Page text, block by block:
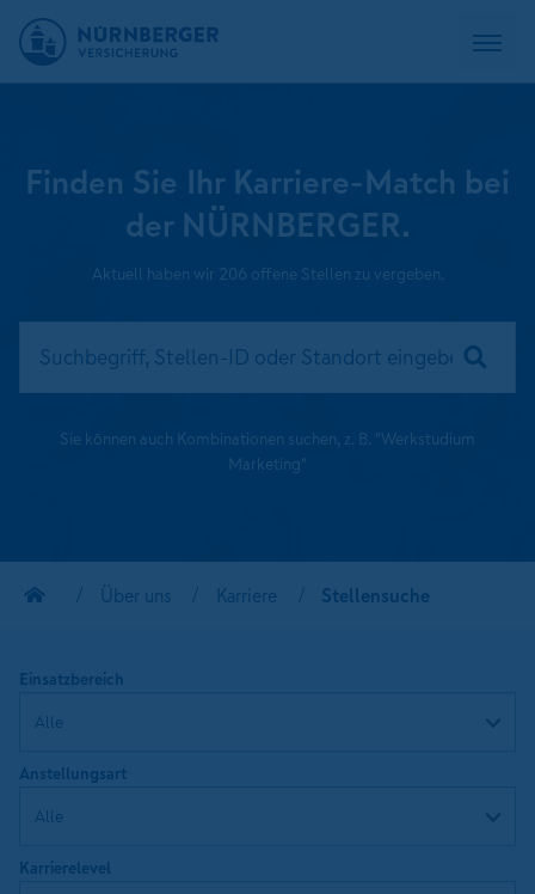
Finden Sie Ihr Karriere-Match bei
der NÜRNBERGER.
Aktuell haben wir 206 offene Stellen zu vergeben.
Sie können auch Kombinationen suchen, z. B. "Werkstudium
Marketing"
Über uns Karriere Stellensuche
Einsatzbereich
Anstellungsart
Karrierelevel